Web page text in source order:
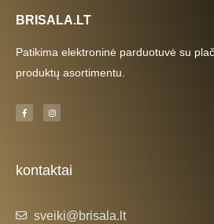
BRISALA.LT
Patikima elektroninė parduotuvė su
produktų asortimentu.
F
a
c
-
f
I
n
s
m
kontaktai
sveiki@brisala.lt